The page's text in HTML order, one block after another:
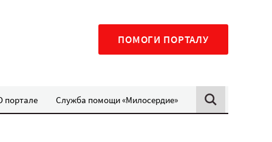
ПОМОГИ ПОРТАЛУ
портале Служба помощи «Милосердие»